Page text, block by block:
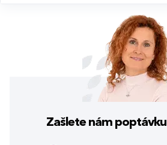
Zašlete nám poptávku